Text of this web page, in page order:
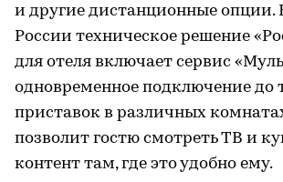
и другие дистанционные опции.
России техническое решение
для отеля включает сервис
одновременное подключение до
приставок в различных
позволит гостю смотреть ТВ и
контент там, где это удобно ему.